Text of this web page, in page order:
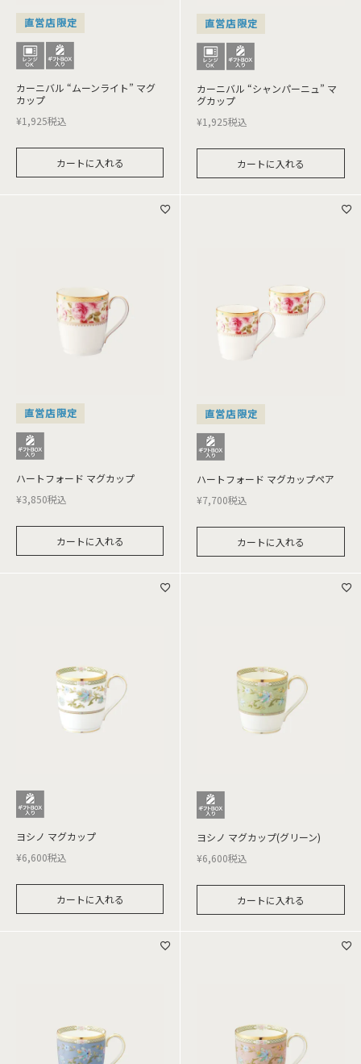
直営店限定
カーニバル “ムーンライト” マグ
カップ
¥1,925税込
カートに入れる
直営店限定
カーニバル “シャンパーニュ” マ
グカップ
¥1,925税込
カートに入れる
直営店限定
ハートフォード マグカップ
¥3,850税込
カートに入れる
直営店限定
ハートフォード マグカップペア
¥7,700税込
カートに入れる
ヨシノ マグカップ
¥6,600税込
カートに入れる
ヨシノ マグカップ(グリーン)
¥6,600税込
カートに入れる